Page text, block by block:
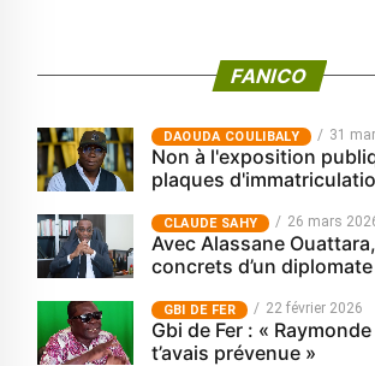
FANICO
‎DAOUDA COULIBALY 31
Non à l'exposition
plaques
CLAUDE SAHY 26 mars
Avec Alassane
concrets d’un
GBI DE FER 22 février 2026
Gbi de Fer : «
t’avais prévenue »